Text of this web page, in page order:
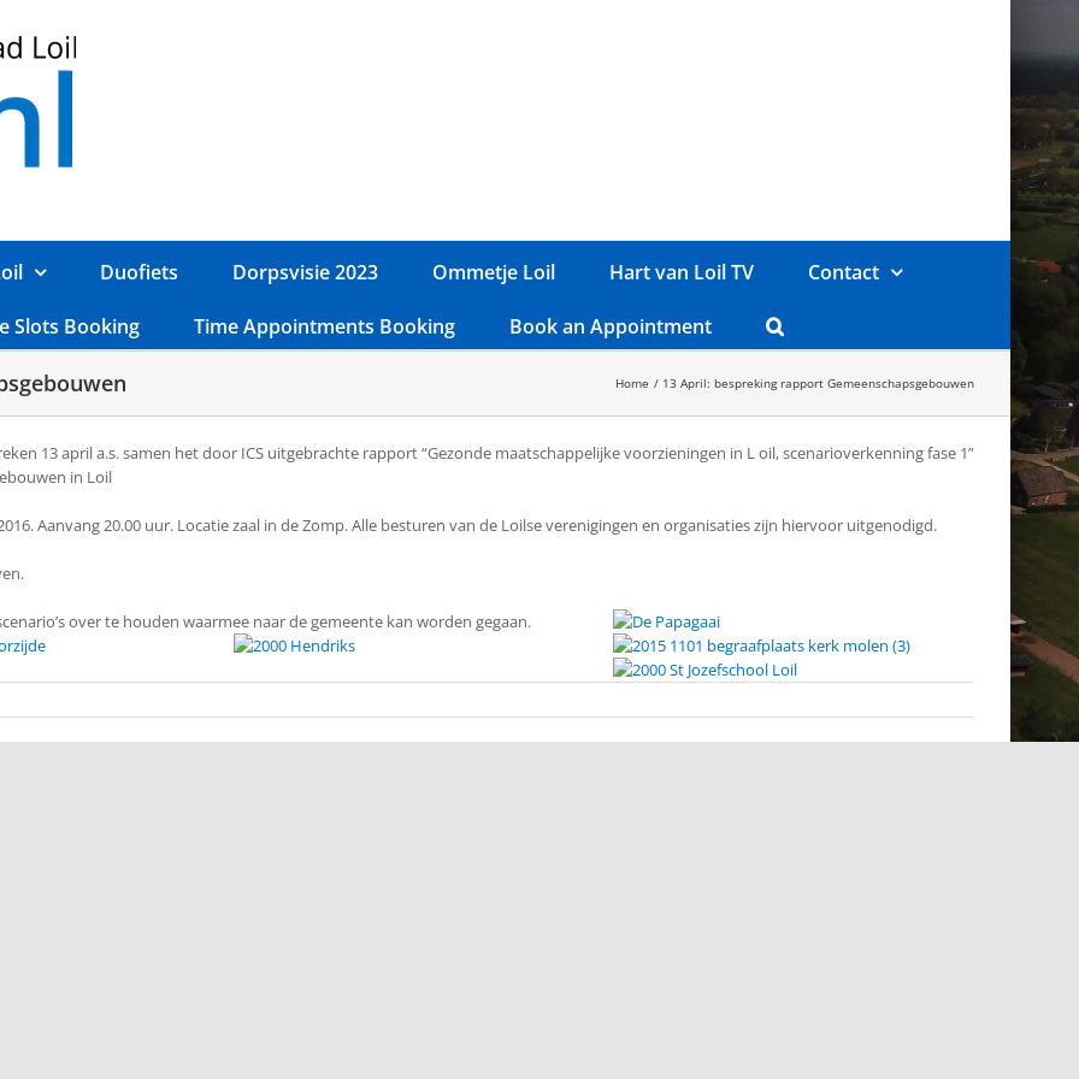
Duofiets Dorpsvisie 2023 Ommetje Loil Hart van Loil TV Contact
Slots Booking Time Appointments Booking Book an Appointment
Home 13 April: bespreking rapport Gemeenschapsgebouwen
13 april a.s. samen het door ICS uitgebrachte rapport “Gezonde maatschappelijke voorzieningen in L oil, scenarioverkenning fase 1”
in Loil
Aanvang 20.00 uur. Locatie zaal in de Zomp. Alle besturen van de Loilse verenigingen en organisaties zijn hiervoor uitgenodigd.
over te houden waarmee naar de gemeente kan worden gegaan.